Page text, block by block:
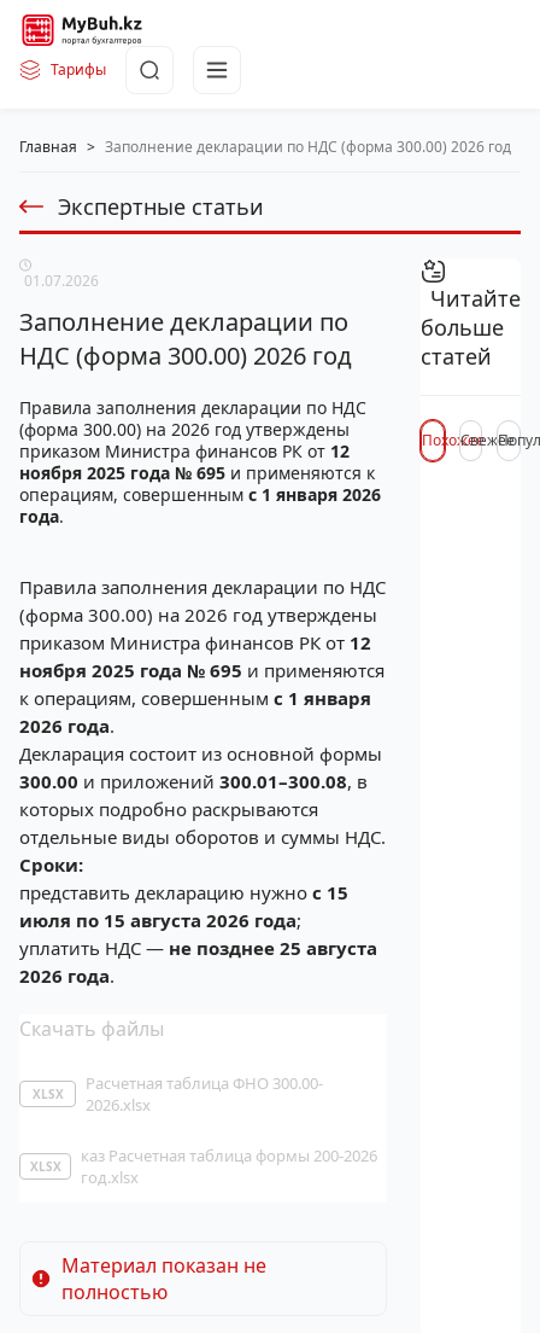
Тарифы
Главная > Заполнение декларации по НДС (форма 300.00) 2026 год
Экспертные статьи
01.07.2026
Заполнение декларации по
НДС (форма 300.00) 2026 год
Правила заполнения декларации по НДС
(форма 300.00) на 2026 год утверждены
приказом Министра финансов РК от 12
ноября 2025 года № 695 и применяются к
операциям, совершенным с 1 января 2026
года.
Правила заполнения декларации по НДС
(форма 300.00) на 2026 год утверждены
приказом Министра финансов РК от 12
ноября 2025 года № 695 и применяются
к операциям, совершенным с 1 января
2026 года.
Декларация состоит из основной формы
300.00 и приложений 300.01–300.08, в
которых подробно раскрываются
отдельные виды оборотов и суммы НДС.
Сроки:
представить декларацию нужно с 15
июля по 15 августа 2026 года;
уплатить НДС — не позднее 25 августа
2026 года.
Скачать файлы
XLSX
Расчетная таблица ФНО 300.00-
2026.xlsx
XLSX
каз Расчетная таблица формы 200-2026
год.xlsx
Материал показан не
полностью
Читайте
больше
статей
ПохожееСвежее